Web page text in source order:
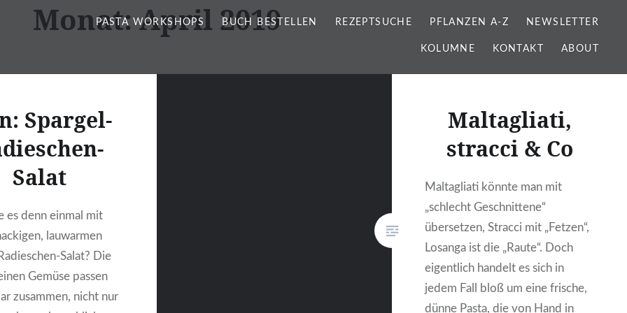
PASTA WORKSHOPS BUCH BESTELLEN REZEPTSUCHE PFLANZEN A-Z NEWSLETTER
KOLUMNE KONTAKT ABOUT
Monat:April 2019
Spargel-
Salat
es denn einmal mit
lauwarmen
Salat? Die
Gemüse passen
zusammen, nicht nur
Maltagliati,
stracci & Co
Maltagliati könnte man mit
„schlecht Geschnittene“
übersetzen, Stracci mit „Fetzen“,
Losanga ist die „Raute“. Doch
eigentlich handelt es sich in
jedem Fall bloß um eine frische,
dünne Pasta, die von Hand in